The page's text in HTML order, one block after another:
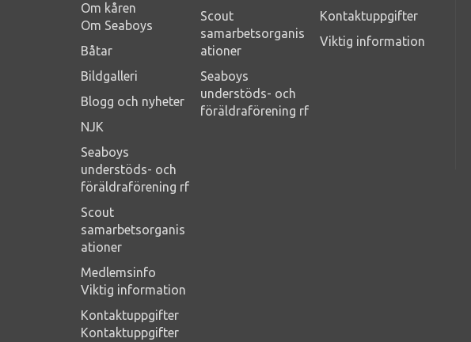
Om kåren
Om Seaboys
Båtar
Bildgalleri
Blogg och nyheter
NJK
Seaboys
understöds- och
föräldraförening rf
Scout
samarbetsorganis
ationer
Medlemsinfo
Viktig information
Kontaktuppgifter
Kontaktuppgifter
Scout
samarbetsorganis
ationer
Seaboys
understöds- och
föräldraförening rf
Kontaktuppgifter
Viktig information